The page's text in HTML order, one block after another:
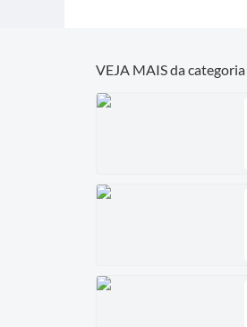
VEJA MAIS da categoria